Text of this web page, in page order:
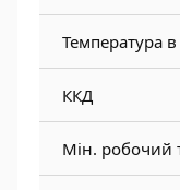
Температура
ККД
Мін. робочий